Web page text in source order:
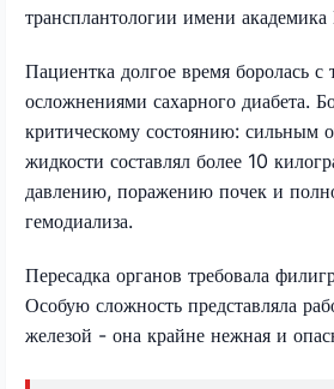
трансплантологии имени
Пациентка долгое время боролась
осложнениями сахарного диабета.
критическому состоянию: сильным
жидкости составлял более 10
давлению, поражению почек и
гемодиализа.
Пересадка органов требовала
Особую сложность представляла
железой - она крайне нежная и